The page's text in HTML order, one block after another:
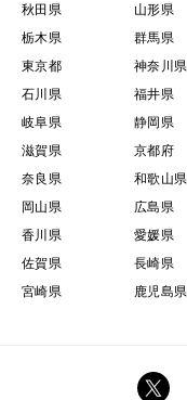
秋田県
山形県
栃木県
群馬県
東京都
神奈川県
石川県
福井県
岐阜県
静岡県
滋賀県
京都府
奈良県
和歌山県
岡山県
広島県
香川県
愛媛県
佐賀県
長崎県
宮崎県
鹿児島県